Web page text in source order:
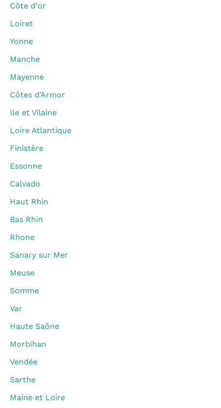
Côte d'or
Loiret
Yonne
Manche
Mayenne
Côtes d'Armor
Ile et Vilaine
Loire Atlantique
Finistère
Essonne
Calvado
Haut Rhin
Bas Rhin
Rhone
Sanary sur Mer
Meuse
Somme
Var
Haute Saône
Morbihan
Vendée
Sarthe
Maine et Loire